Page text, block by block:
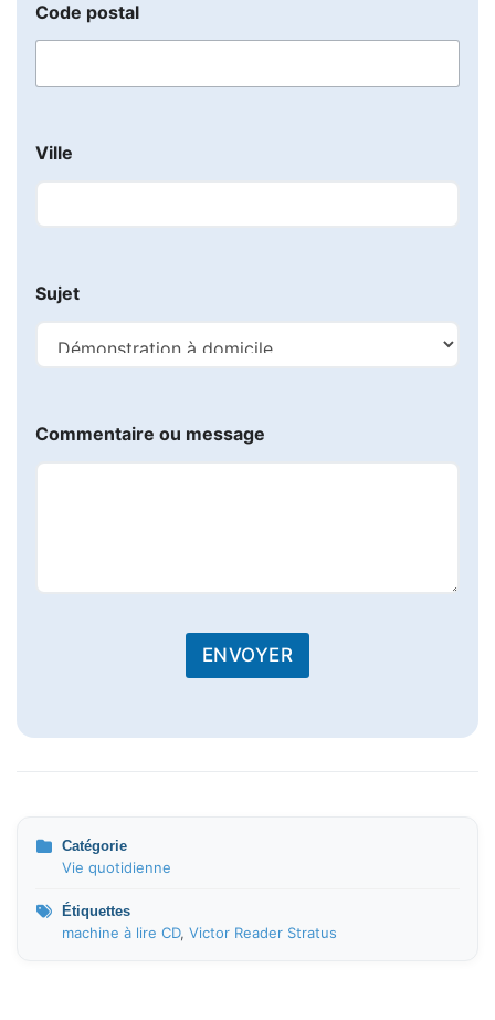
u
*
o
e
n
t
i
Code postal
Ville
Sujet
Commentaire ou message
ENVOYER
Catégorie
Vie quotidienne
Étiquettes
machine à lire CD, Victor Reader Stratus